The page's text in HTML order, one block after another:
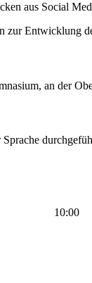
aus Social
zur Entwicklung
an der
10:00